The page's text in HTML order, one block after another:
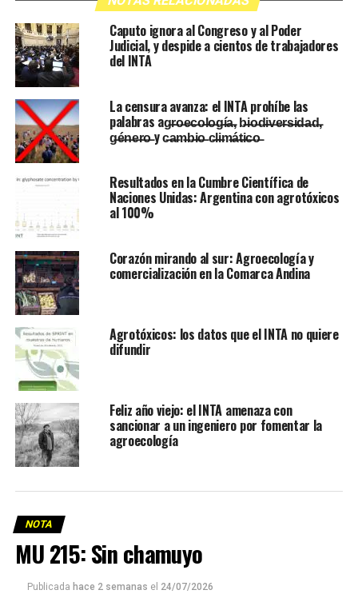
Caputo ignora al Congreso y al Poder
Judicial, y despide a cientos de trabajadores
del INTA
La censura avanza: el INTA prohíbe las
palabras ag̶r̶o̶e̶c̶o̶l̶o̶g̶í̶a̶, b̶i̶o̶d̶i̶v̶e̶r̶s̶i̶d̶a̶d̶,
g̶é̶n̶e̶r̶o̶ y c̶a̶m̶b̶i̶o̶ c̶l̶i̶m̶á̶t̶i̶c̶o̶
Resultados en la Cumbre Científica de
Naciones Unidas: Argentina con agrotóxicos
al 100%
Corazón mirando al sur: Agroecología y
comercialización en la Comarca Andina
Agrotóxicos: los datos que el INTA no quiere
difundir
Feliz año viejo: el INTA amenaza con
sancionar a un ingeniero por fomentar la
agroecología
NOTA
MU 215: Sin chamuyo
Publicada hace 2 semanas el 24/07/2026